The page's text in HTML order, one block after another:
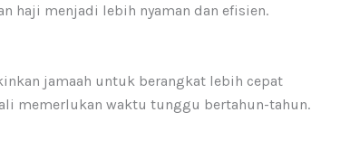
haji menjadi lebih nyaman dan efisien.
jamaah untuk berangkat lebih cepat
memerlukan waktu tunggu bertahun-tahun.